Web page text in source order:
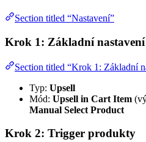
Section titled “Nastavení”
Krok 1: Základní nastavení
Section titled “Krok 1: Základní
Typ: Upsell
Mód: Upsell in Cart Item
Manual Select Product
Krok 2: Trigger produkty